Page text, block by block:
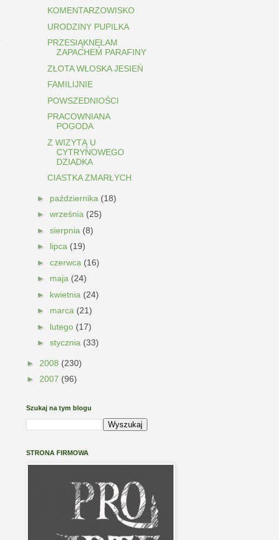
KOMENTARZOWISKO
URODZINY PUPILKA
PRZESIĄKNĘŁAM
ZAPACHEM PARAFINY
ZŁOTA WŁOSKA JESIEŃ
FAMILIJNIE
POWSZEDNIOŚCI
PRACOWNIANA
POGODA
Z WIZYTĄ U
CYTRYNOWEGO
DZIADKA
CIASTKA ZMARŁYCH
► października (18)
► września (25)
► sierpnia (8)
► lipca (19)
► czerwca (16)
► maja (24)
► kwietnia (24)
► marca (21)
► lutego (17)
► stycznia (33)
► 2008 (230)
► 2007 (96)
Szukaj na tym blogu
STRONA FIRMOWA